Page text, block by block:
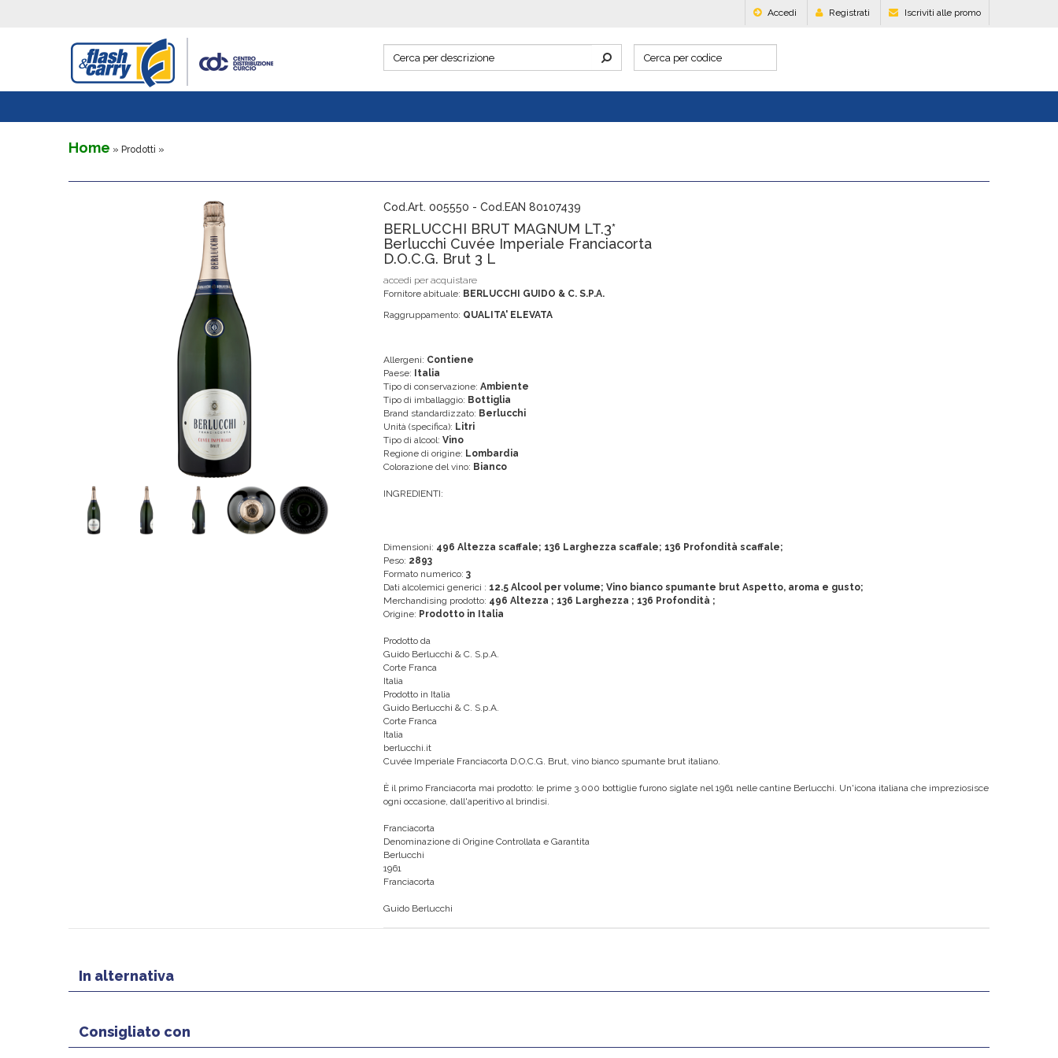
Accedi Registrati Iscriviti alle promo
Home » Prodotti »
Cod.Art. 005550 - Cod.EAN 80107439
BERLUCCHI BRUT MAGNUM LT.3*
Berlucchi Cuvée Imperiale Franciacorta
D.O.C.G. Brut 3 L
accedi per acquistare
Fornitore abituale: BERLUCCHI GUIDO & C. S.P.A.
Raggruppamento: QUALITA' ELEVATA
Allergeni: Contiene
Paese:
Italia
Tipo di conservazione: Ambiente
Tipo di imballaggio: Bottiglia
Brand standardizzato: Berlucchi
Unità (specifica): Litri
Tipo di alcool: Vino
Regione di origine: Lombardia
Colorazione del vino: Bianco
INGREDIENTI:
Dimensioni: 496 Altezza scaffale; 136 Larghezza scaffale; 136 Profondità scaffale;
Peso: 2893
Formato numerico: 3
Dati alcolemici generici : 12.5 Alcool per volume; Vino bianco spumante brut Aspetto, aroma e gusto;
Merchandising prodotto: 496 Altezza ; 136 Larghezza ; 136 Profondità ;
Origine: Prodotto in Italia
Prodotto da
Guido Berlucchi & C. S.p.A.
Corte Franca
Italia
Prodotto in Italia
Guido Berlucchi & C. S.p.A.
Corte Franca
Italia
berlucchi.it
Cuvée Imperiale Franciacorta D.O.C.G. Brut, vino bianco spumante brut italiano.
È il primo Franciacorta mai prodotto: le prime 3.000 bottiglie furono siglate nel 1961 nelle cantine Berlucchi. Un'icona italiana che impreziosisce
ogni occasione, dall'aperitivo al brindisi.
Franciacorta
Denominazione di Origine Controllata e Garantita
Berlucchi
1961
Franciacorta
Guido Berlucchi
In alternativa
Consigliato con